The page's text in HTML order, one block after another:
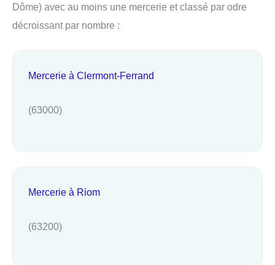
Dôme) avec au moins une mercerie et classé par odre
décroissant par nombre :
Mercerie à Clermont-Ferrand
(63000)
Mercerie à Riom
(63200)